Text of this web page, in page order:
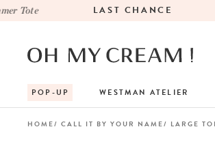
Tote LAST CHANCE
POP-UP WESTMAN ATELIER
HOME CALL IT BY YOUR NAME LARGE